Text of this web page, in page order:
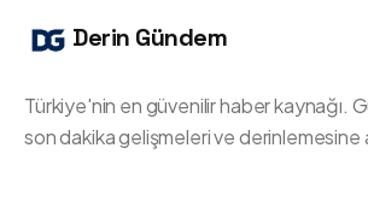
Derin Gündem
Türkiye'nin en güvenilir haber kaynağı.
son dakika gelişmeleri ve derinlemesine